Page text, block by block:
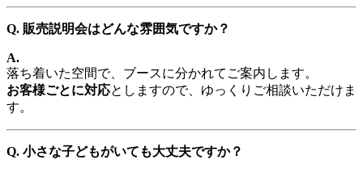
Q. 販売説明会はどんな雰囲気ですか？
A.
落ち着いた空間で、ブースに分かれてご案内します。
お客様ごとに対応としますので、ゆっくりご相談いただけま
す。
Q. 小さな子どもがいても大丈夫ですか？